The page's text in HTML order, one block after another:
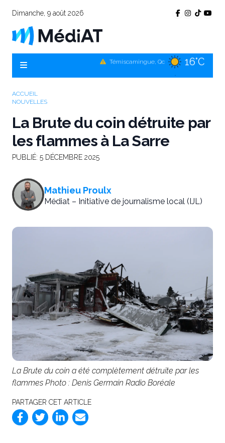
Dimanche, 9 août 2026
La Sarre, Qc 15°C
Amos, Qc 16°C
ACCUEIL
NOUVELLES
La Brute du coin détruite par
les flammes à La Sarre
PUBLIÉ: 5 DÉCEMBRE 2025
Mathieu Proulx
Médiat – Initiative de journalisme local (IJL)
La Brute du coin a été complètement détruite par les
flammes Photo : Denis Germain Radio Boréale
PARTAGER CET ARTICLE